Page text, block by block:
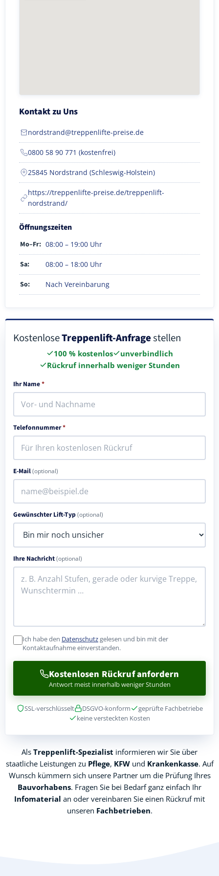
Kontakt zu Uns
nordstrand@treppenlifte-preise.de
0800 58 90 771 (kostenfrei)
25845 Nordstrand (Schleswig-Holstein)
https://treppenlifte-preise.de/treppenlift-
nordstrand/
Öffnungszeiten
Mo–Fr: 08:00 – 19:00 Uhr
Sa: 08:00 – 18:00 Uhr
So: Nach Vereinbarung
KostenloseTreppenlift-Anfragestellen
100 % kostenlos
unverbindlich
Rückruf innerhalb weniger Stunden
Ihr Name*
Telefonnummer*
E-Mail(optional)
Gewünschter Lift-Typ(optional)
Ihre Nachricht(optional)
Ich habe den Datenschutzgelesen und bin mit der
Kontaktaufnahme einverstanden.
Kostenlosen Rückruf anfordern
Antwort meist innerhalb weniger Stunden
SSL-verschlüsselt DSGVO-konform
geprüfte Fachbetriebe
keine versteckten Kosten
Als Treppenlift-Spezialist informieren wir Sie über
staatliche Leistungen zu Pflege, KFWund Krankenkasse. Auf
Wunsch kümmern sich unsere Partner um die Prüfung Ihres
Bauvorhabens. Fragen Sie bei Bedarf ganz einfach Ihr
Infomaterial an oder vereinbaren Sie einen Rückruf mit
unseren Fachbetrieben.